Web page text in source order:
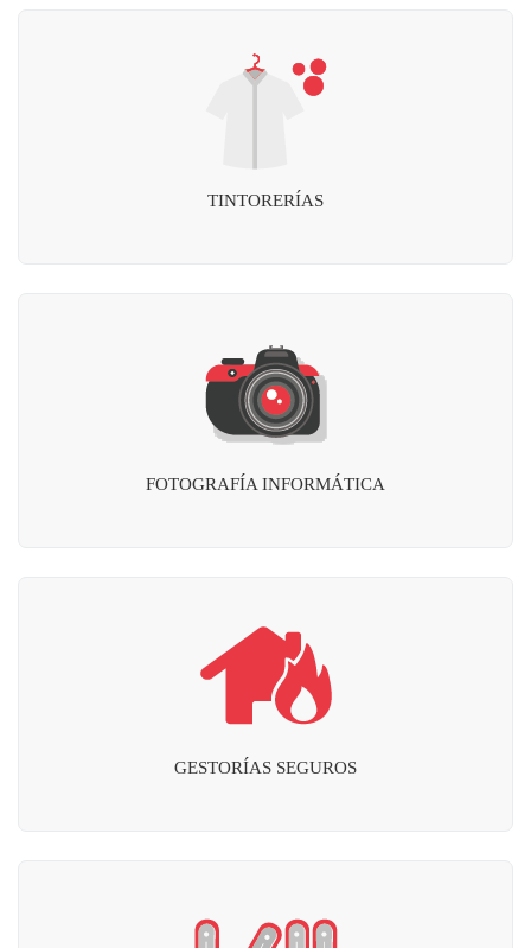
TINTORERÍAS
FOTOGRAFÍA INFORMÁTICA
GESTORÍAS SEGUROS